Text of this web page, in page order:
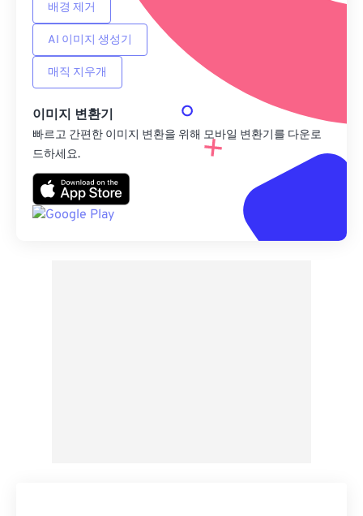
배경 제거
AI 이미지 생성기
매직 지우개
이미지 변환기
빠르고 간편한 이미지 변환을 위해 모바일 변환기를 다운로
드하세요.